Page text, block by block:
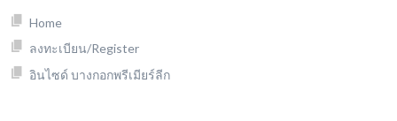
Home
ลงทะเบียน/Register
อินไซด์ บางกอกพรีเมียร์ลีก